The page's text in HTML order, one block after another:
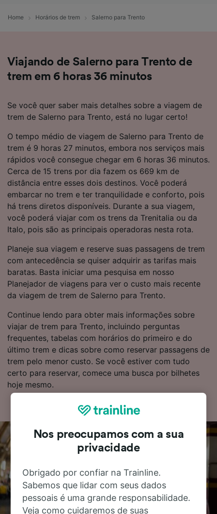
Home Horários de trem Salerno para Trento
Viajando de Salerno para Trento de
trem em 6 horas 36 minutos
Se você quer saber mais detalhes sobre a viagem de
trem de Salerno para Trento, está no lugar certo!
O tempo médio de viagem de Salerno para Trento de
trem é 9 horas 27 minutos, embora nos serviços mais
rápidos você consegue chegar em 6 horas 36 minutos.
Cerca de 15 trens por dia fazem os 669 km de
distância entre esses dois destinos. Você poderá
embarcar no trem e ter tranquilidade e conforto, pois
há trens diretos disponíveis. Durante a sua viagem,
você poderá viajar com os trens da Trenitalia ou da
Italo, pois são as principais operadoras nesta rota.
Planeje sua viagem e reserve suas passagens de trem
com antecedência se quiser adquirir as tarifas mais
baratas. Basta iniciar uma pesquisa em nosso
Planejador de viagens para ver o custo mais recente
da viagem de trem de Salerno para Trento.
Continue lendo para obter mais informações sobre
viajar de trem para Trento, incluindo perguntas
frequentes, tabelas com horários do primeiro e do
último trem e dicas sobre como reservar passagens de
trem pelo menor custo. Se você estiver com tudo
certo para reservar, comece uma busca por bilhetes
hoje mesmo.
Nos preocupamos com a sua
privacidade
Obrigado por confiar na Trainline.
Sabemos que lidar com seus dados
pessoais é uma grande responsabilidade.
Veja como cuidaremos de suas